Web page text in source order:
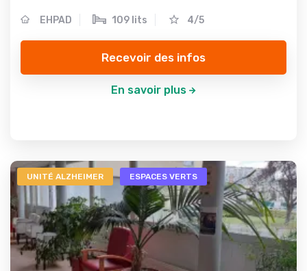
EHPAD 109 lits 4/5
Recevoir des infos
En savoir plus
UNITÉ ALZHEIMER ESPACES VERTS